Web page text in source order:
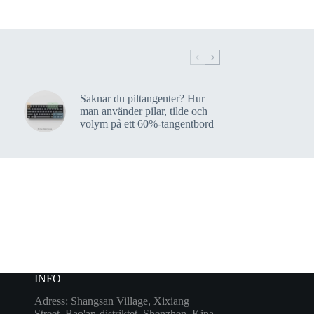
Saknar du piltangenter? Hur
man använder pilar, tilde och
volym på ett 60%-tangentbord
INFO
Adress: Shangsan Village, Xixiang